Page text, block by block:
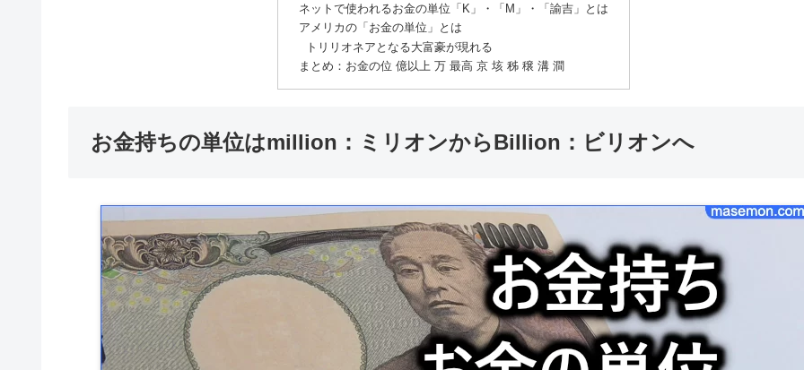
ネットで使われるお金の単位「K」・「M」・「諭吉」とは
アメリカの「お金の単位」とは
トリリオネアとなる大富豪が現れる
まとめ：お金の位 億以上 万 最高 京 垓 秭 穣 溝 澗
お金持ちの単位はmillion：ミリオンからBillion：ビリオンへ